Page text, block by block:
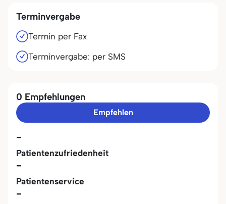
Terminvergabe
Termin per Fax
Terminvergabe: per SMS
0 Empfehlungen
Empfehlen
-
Patientenzufriedenheit
-
Patientenservice
-